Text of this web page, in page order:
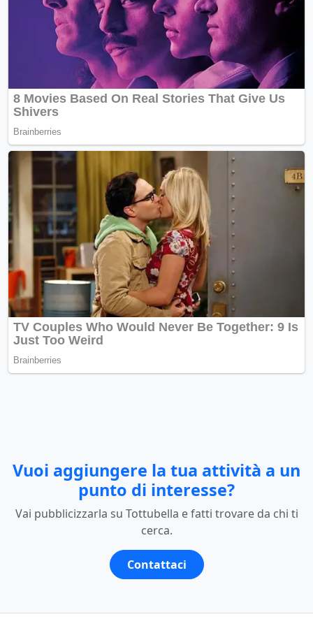
Vuoi aggiungere la tua attività a un
punto di interesse?
Vai pubblicizzarla su Tottubella e fatti trovare da chi ti
cerca.
Contattaci